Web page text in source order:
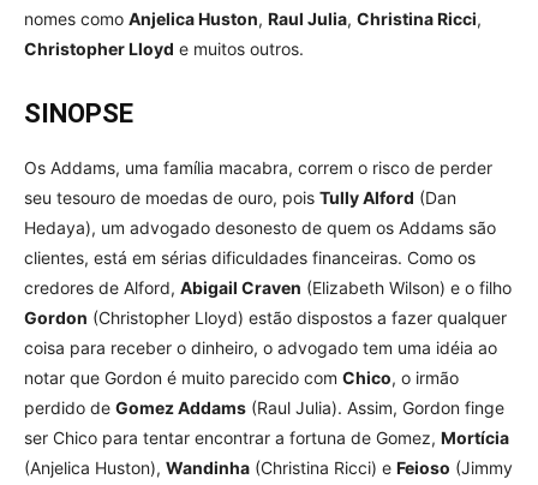
nomes como Anjelica Huston, Raul Julia, Christina Ricci,
Christopher Lloyd e muitos outros.
SINOPSE
Os Addams, uma família macabra, correm o risco de perder
seu tesouro de moedas de ouro, pois Tully Alford (Dan
Hedaya), um advogado desonesto de quem os Addams são
clientes, está em sérias dificuldades financeiras. Como os
credores de Alford, Abigail Craven (Elizabeth Wilson) e o filho
Gordon (Christopher Lloyd) estão dispostos a fazer qualquer
coisa para receber o dinheiro, o advogado tem uma idéia ao
notar que Gordon é muito parecido com Chico, o irmão
perdido de Gomez Addams (Raul Julia). Assim, Gordon finge
ser Chico para tentar encontrar a fortuna de Gomez, Mortícia
(Anjelica Huston), Wandinha (Christina Ricci) e Feioso (Jimmy